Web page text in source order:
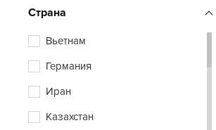
Страна
Вьетнам
Германия
Иран
Казахстан